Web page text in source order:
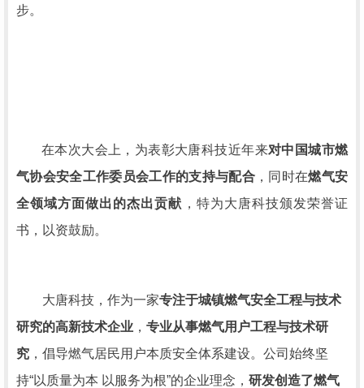
步。
在本次大会上，为表彰大唐科技近年来对中国城市燃
气协会安全工作委员会工作的支持与配合 ，同时在燃气安
全领域方面做出的杰出贡献 ，特为大唐科技颁发荣誉证
书，以资鼓励。
大唐科技，作为一家专注于城镇燃气安全工程与技术
研究的高新技术企业 ， 专业从事燃气用户工程与技术研
究 ，倡导燃气居民用户本质安全体系建设。公司始终坚
持“以质量为本 以服务为根”的企业理念， 研发创造了燃气